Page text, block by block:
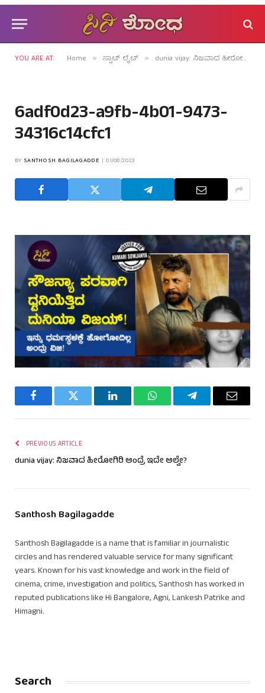
YOU ARE AT: Home » ಸ್ಪಾಟ್ ಲೈಟ್ » dunia vijay: ನಿಜವಾದ ಹೀರೋಗಿರಿ ಅಂದ್ರೆ ಇದೇ ಅಲ್ವೇ?
6adf0d23-a9fb-4b01-9473-
34316c14cfc1
BY SANTHOSH BAGILAGADDE 01/08/2023
FacebookTwitter LinkedInWhatsAppTelegramEmail
PREVIOUS ARTICLE
dunia vijay: ನಿಜವಾದ ಹೀರೋಗಿರಿ ಅಂದ್ರೆ ಇದೇ ಅಲ್ವೇ?
Santhosh Bagilagadde
Santhosh Bagilagadde is a name that is familiar in journalistic
circles and has rendered valuable service for many significant
years. Known for his vast knowledge and work in the field of
cinema, crime, investigation and politics, Santhosh has worked in
reputed publications like Hi Bangalore, Agni, Lankesh Patrike and
Himagni.
Search